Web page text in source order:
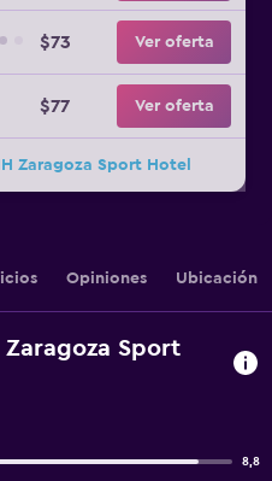
$73 Ver oferta
$77 Ver oferta
Zaragoza Sport Hotel
Opiniones Ubicación
Sport
8,8